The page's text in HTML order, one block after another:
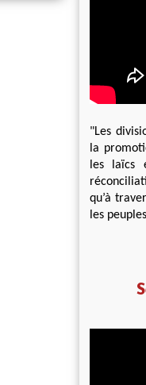
"Les
la
les laïcs
qu’à
les